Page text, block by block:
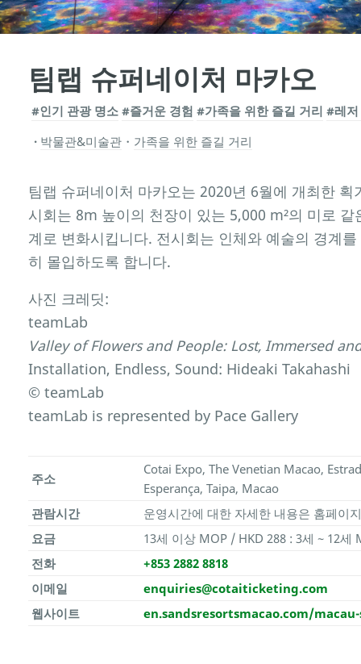
팀랩 슈퍼네이처 마카오
#인기 관광 명소 #즐거운 경험 #가족을 위한 즐길 거리 #레
박물관&미술관 ・ 가족을 위한 즐길 거리
팀랩 슈퍼네이처 마카오는 2020년 6월에 개최한
시회는 8m 높이의 천장이 있는 5,000 m²의 미로
계로 변화시킵니다. 전시회는 인체와 예술의 경계
히 몰입하도록 합니다.
사진 크레딧:
teamLab
Valley of Flowers and People: Lost, Immersed
Installation, Endless, Sound: Hideaki Takahashi
© teamLab
teamLab is represented by Pace Gallery
주소
Cotai Expo, The Venetian Macao,
Esperança, Taipa, Macao
관람시간
운영시간에 대한 자세한 내용은 홈페이
요금
13세 이상 MOP / HKD 288 : 3세 ~ 12세
전화
+853 2882 8818
이메일
enquiries@cotaiticketing.com
웹사이트
en.sandsresortsmacao.com/